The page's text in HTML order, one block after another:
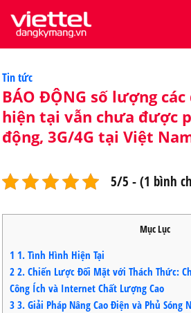
Categories
Tin tức
BÁO ĐỘNG số lượng
hiện tại vẫn chưa được
động, 3G/4G tại Việt
5/5 - (1 bình
Mục Lục
1 1. Tình Hình Hiện Tại
2 2. Chiến Lược Đối Mặt với Thách Thức:
Công Ích và Internet Chất Lượng Cao
3 3. Giải Pháp Nâng Cao Điện và Phủ Sóng